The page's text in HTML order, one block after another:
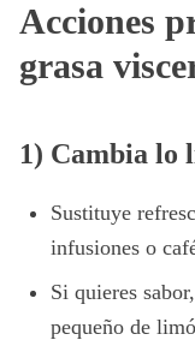
Acciones
grasa
1) Cambia lo
Sustituye
infusiones o
Si quieres
pequeño de